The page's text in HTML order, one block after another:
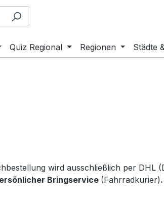
Quiz Regional Regionen Städte
wird ausschließlich per DHL
Bringservice (Fahrradkurier).